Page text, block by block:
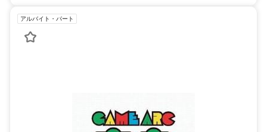
アルバイト・パート